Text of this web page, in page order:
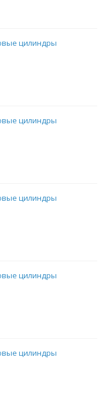
цилиндры
цилиндры
цилиндры
цилиндры
цилиндры